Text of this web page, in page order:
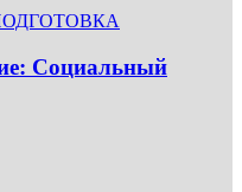
Социальный